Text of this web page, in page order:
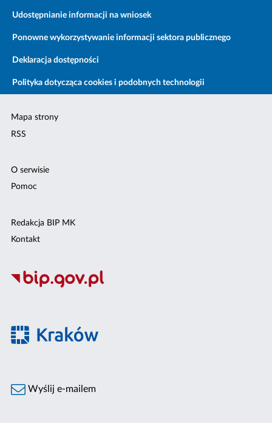
Udostępnianie informacji na wniosek
Ponowne wykorzystywanie informacji sektora publicznego
Deklaracja dostępności
Polityka dotycząca cookies i podobnych technologii
Mapa strony
RSS
O serwisie
Pomoc
Redakcja BIP MK
Kontakt
Wyślij e-mailem